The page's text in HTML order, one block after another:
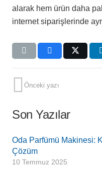
alarak hem ürün daha
internet siparişlerinde
Önceki yazı
Son Yazılar
Oda Parfümü Makinesi:
Çözüm
10 Temmuz 2025